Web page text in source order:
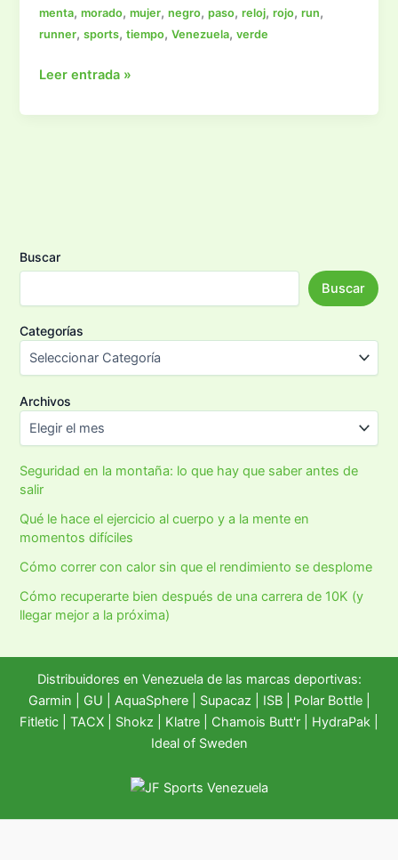
menta,morado,mujer,negro,paso,reloj,rojo,run,
runner,sports,tiempo,Venezuela,verde
Garmin
Leer entrada »
Buscar
Buscar
Categorías
Archivos
Seguridad en la montaña: lo que hay que saber antes de
salir
Qué le hace el ejercicio al cuerpo y a la mente en
momentos difíciles
Cómo correr con calor sin que el rendimiento se desplome
Cómo recuperarte bien después de una carrera de 10K (y
llegar mejor a la próxima)
Distribuidores en Venezuela de las marcas deportivas:
Garmin
GU AquaSphere| Supacaz | ISB | Polar Bottle|
Fitletic
TACX Shokz Klatre Chamois Butt'r HydraPak
Ideal of Sweden